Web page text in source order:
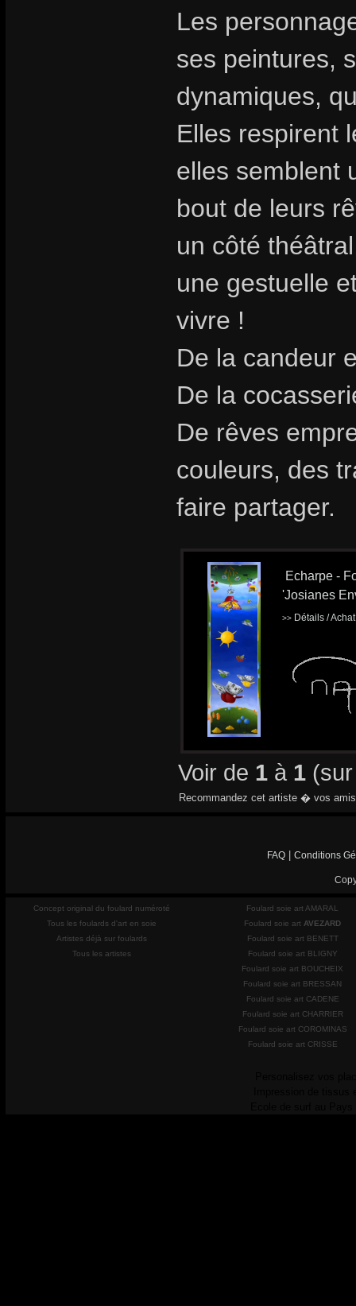
Les
ses peintures,
dynamiques,
Elles respirent
elles semblent
bout de leurs
un côté
une gestuelle
vivre !
De la candeur
De la
De rêves
couleurs, des
faire partager.
Echarpe -
'Josianes
>> Détails /
Voir de 1 à 1
Recommandez cet artiste � vos
FAQ Conditions
Concept original du foulard numéroté
Tous les foulards d'art en soie
Artistes déjà sur foulards
Tous les artistes
Foulard soie art AMARAL
Foulard soie art AVEZARD
Foulard soie art BENETT
Foulard soie art BLIGNY
Foulard soie art BOUCHEIX
Foulard soie art BRESSAN
Foulard soie art CADENE
Foulard soie art CHARRIER
Foulard soie art COROMINAS
Foulard soie art CRISSE